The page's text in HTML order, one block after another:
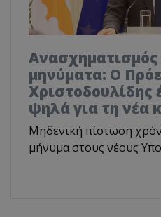
Ανασχηματισμός
μηνύματα: Ο
Χριστοδουλίδης
ψηλά για τη νέα
Μηδενική πίστωση
μήνυμα στους νέους